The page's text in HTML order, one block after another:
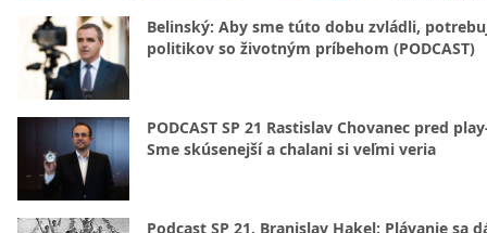
Belinský: Aby sme túto dobu zvládli,
politikov so životným príbehom (PODCAST)
PODCAST SP 21 Rastislav Chovanec pred
Sme skúsenejší a chalani si veľmi veria
Podcast SP 21. Branislav Hakel: Plávanie sa